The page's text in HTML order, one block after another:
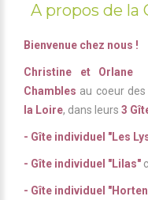
A propos de la
Bienvenue chez nous !
Christine et Orlane
Chambles au coeur des
la Loire, dans leurs 3
- Gîte individuel "Les
- Gîte individuel "Lilas"
- Gîte individuel